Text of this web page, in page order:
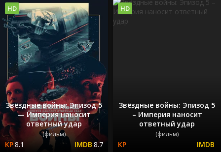
Звёздные войны: Эпизод 5
— Империя наносит
ответный удар
(фильм)
8.1 8.7
HD
Звёздные войны: Эпизод 5
– Империя наносит
ответный удар
(фильм)
HD